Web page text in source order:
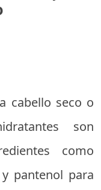
cabello seco o
son
como
pantenol para